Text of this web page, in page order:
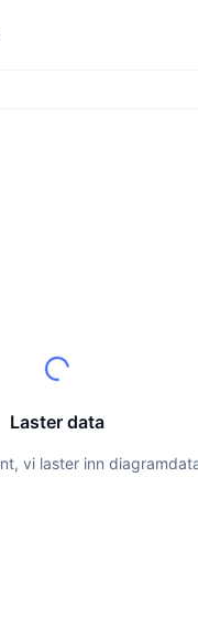
Laster data
vi laster inn